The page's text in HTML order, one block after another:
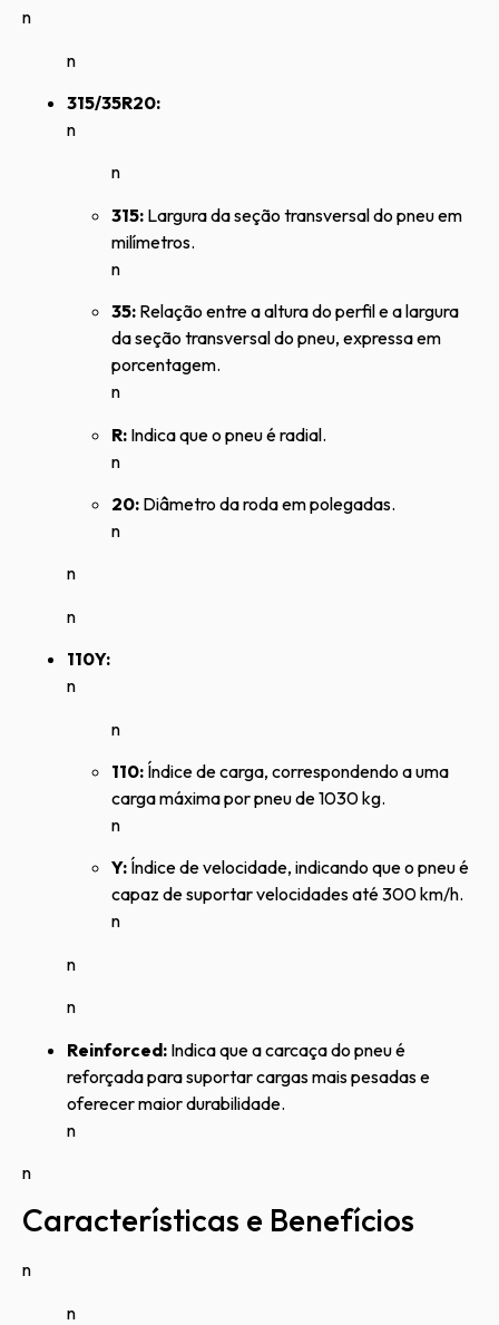
n
n
315/35R20:
n
n
315: Largura da seção transversal do pneu em
milímetros.
n
35: Relação entre a altura do perfil e a largura
da seção transversal do pneu, expressa em
porcentagem.
n
R: Indica que o pneu é radial.
n
20: Diâmetro da roda em polegadas.
n
n
n
110Y:
n
n
110: Índice de carga, correspondendo a uma
carga máxima por pneu de 1030 kg.
n
Y: Índice de velocidade, indicando que o pneu é
capaz de suportar velocidades até 300 km/h.
n
n
n
Reinforced: Indica que a carcaça do pneu é
reforçada para suportar cargas mais pesadas e
oferecer maior durabilidade.
n
n
Características e Benefícios
n
n